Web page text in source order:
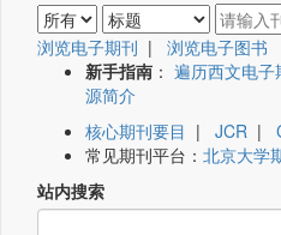
浏览电子期刊 | 浏览电子图书
新手指南 ： 遍历西文电子
源简介
核心期刊要目 | JCR |
常见期刊平台： 北京大学
站内搜索